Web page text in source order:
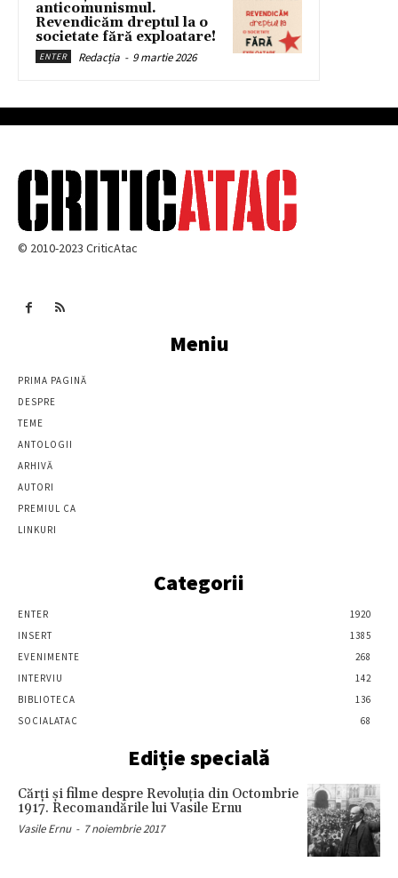
anticomunismul.
Revendicăm dreptul la o
societate fără exploatare!
ENTER Redacția - 9 martie 2026
© 2010-2023 CriticAtac
Meniu
PRIMA PAGINĂ
DESPRE
TEME
ANTOLOGII
ARHIVĂ
AUTORI
PREMIUL CA
LINKURI
Categorii
ENTER
1920
INSERT
1385
EVENIMENTE
268
INTERVIU
142
BIBLIOTECA
136
SOCIALATAC
68
Ediție specială
Cărţi şi filme despre Revoluţia din Octombrie
1917. Recomandările lui Vasile Ernu
Vasile Ernu - 7 noiembrie 2017